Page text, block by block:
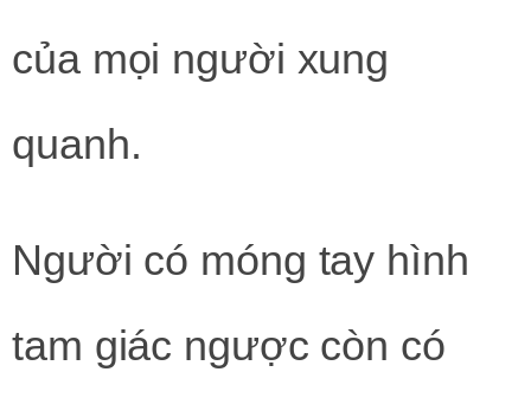
của mọi người xung
quanh.
Người có móng tay hình
tam giác ngược còn có